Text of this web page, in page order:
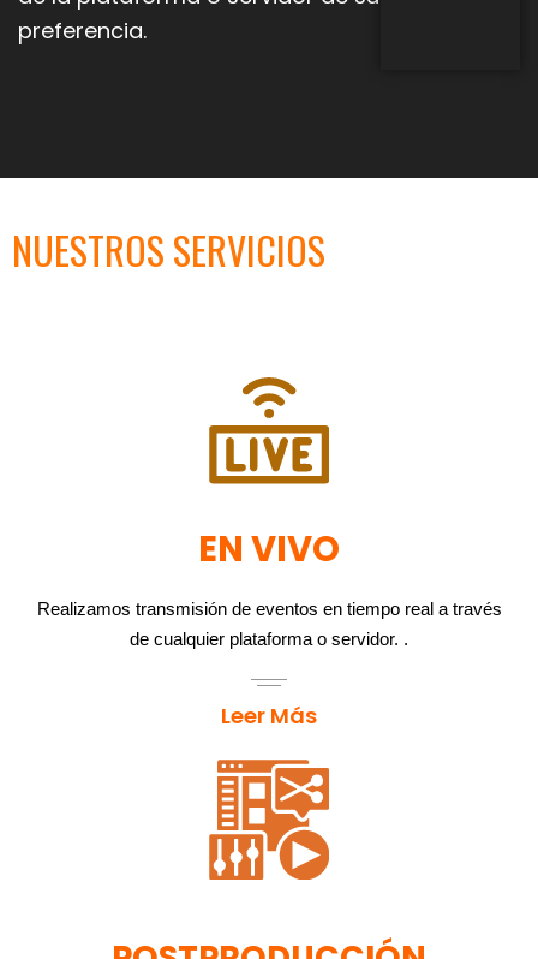
preferencia.
NUESTROS SERVICIOS
EN VIVO
Realizamos transmisión de eventos en tiempo real a través
de cualquier plataforma o servidor. .
Leer Más